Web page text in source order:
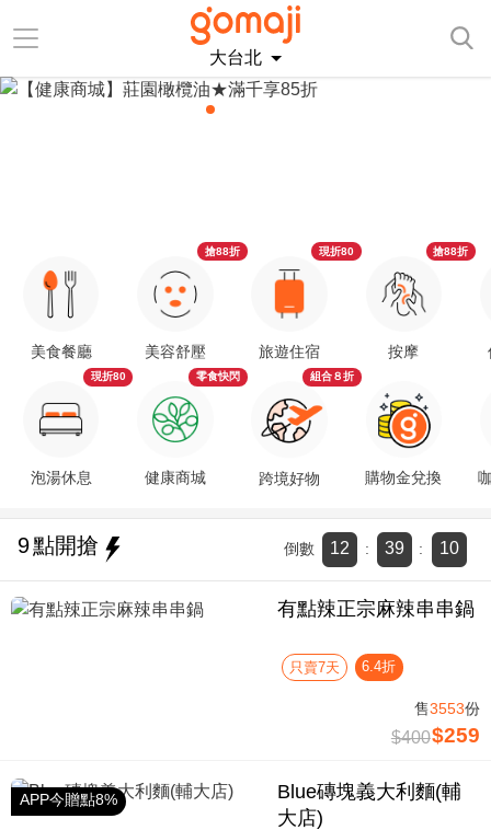
大台北
美食餐廳
泡湯休息
現折80
美容舒壓
搶88折
健康商城
零食快閃
旅遊住宿
現折80
跨境好物
組合８折
按摩
搶88折
購物金兌換
9點開搶 倒數 12 : 39 : 9
有點辣正宗麻辣串串鍋
只賣7天 6.4折
售3553份
$400$259
APP今贈點8%
Blue磚塊義大利麵(輔
大店)